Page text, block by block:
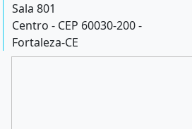
Sala 801
Centro - CEP 60030-200 -
Fortaleza-CE